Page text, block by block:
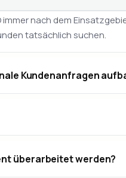
immer nach dem
tatsächlich suchen.
Kundenanfragen
überarbeitet werden?